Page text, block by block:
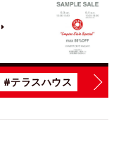
#テラスハウス #漫